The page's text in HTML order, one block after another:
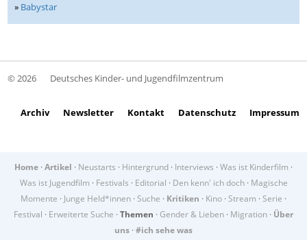
» Babystar
© 2026 Deutsches Kinder- und Jugendfilmzentrum
Archiv Newsletter Kontakt Datenschutz Impressum
Home · Artikel · Neustarts · Hintergrund · Interviews · Was ist Kinderfilm ·
Was ist Jugendfilm · Festivals · Editorial · Den kenn' ich doch· Magische
Momente · Junge Held*innen · Suche · Kritiken · Kino · Stream · Serie ·
Festival · Erweiterte Suche · Themen · Gender & Lieben · Migration · Über
uns · #ich sehe was